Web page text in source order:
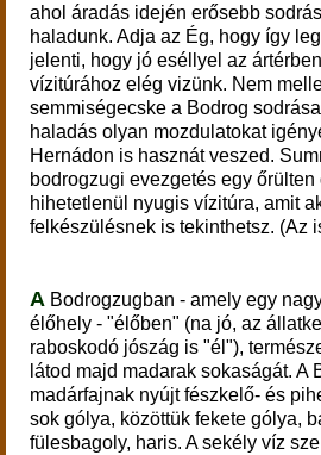
ahol áradás idején erősebb
haladunk. Adja az Ég, hogy így
jelenti, hogy jó eséllyel az
vízitúrához elég vizünk. Nem
semmiségecske a Bodrog
haladás olyan mozdulatokat
Hernádon is hasznát veszed.
bodrogzugi evezgetés egy őrülten
hihetetlenül nyugis vízitúra, amit
felkészülésnek is tekinthetsz. (Az
A Bodrogzugban - amely egy
élőhely - "élőben" (na jó, az
raboskodó jószág is "él"),
látod majd madarak sokaságát. A
madárfajnak nyújt fészkelő- és
sok gólya, közöttük fekete gólya,
fülesbagoly, haris. A sekély víz